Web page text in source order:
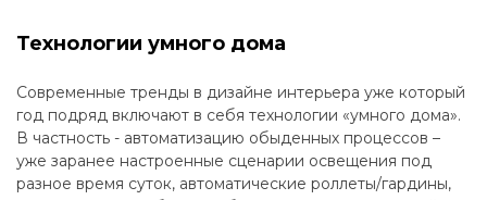
Технологии умного дома
Современные тренды в дизайне интерьера уже который
год подряд включают в себя технологии «умного дома».
В частность - автоматизацию обыденных процессов –
уже заранее настроенные сценарии освещения под
разное время суток, автоматические роллеты/гардины,